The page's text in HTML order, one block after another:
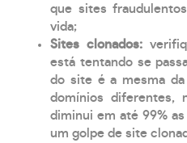
que sites
vida;
Sites clonados:
está tentando se
do site é a mesma da
domínios diferentes,
diminui em até 99%
um golpe de site